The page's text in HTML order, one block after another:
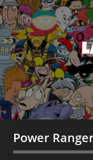
Power